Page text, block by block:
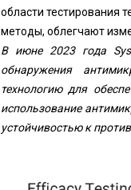
области тестирования
методы, облегчают
В июне 2023 года
обнаружения
технологию для
использование
устойчивостью к